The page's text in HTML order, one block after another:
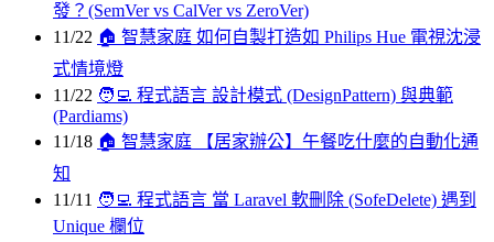
發？(SemVer vs CalVer vs ZeroVer)
11/22 🏠 智慧家庭 如何自製打造如 Philips Hue 電視沈浸
式情境燈
11/22 🧑‍💻 程式語言 設計模式 (DesignPattern) 與典範
(Pardiams)
11/18 🏠 智慧家庭
【居家辦公】午餐吃什麼的自動化通
知
11/11 🧑‍💻 程式語言 當 Laravel 軟刪除 (SofeDelete) 遇到
Unique 欄位